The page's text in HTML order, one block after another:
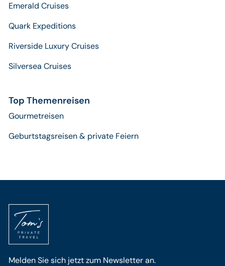
Emerald Cruises
Quark Expeditions
Riverside Luxury Cruises
Silversea Cruises
Top Themenreisen
Gourmetreisen
Geburtstagsreisen & private Feiern
Melden Sie sich jetzt zum Newsletter an.